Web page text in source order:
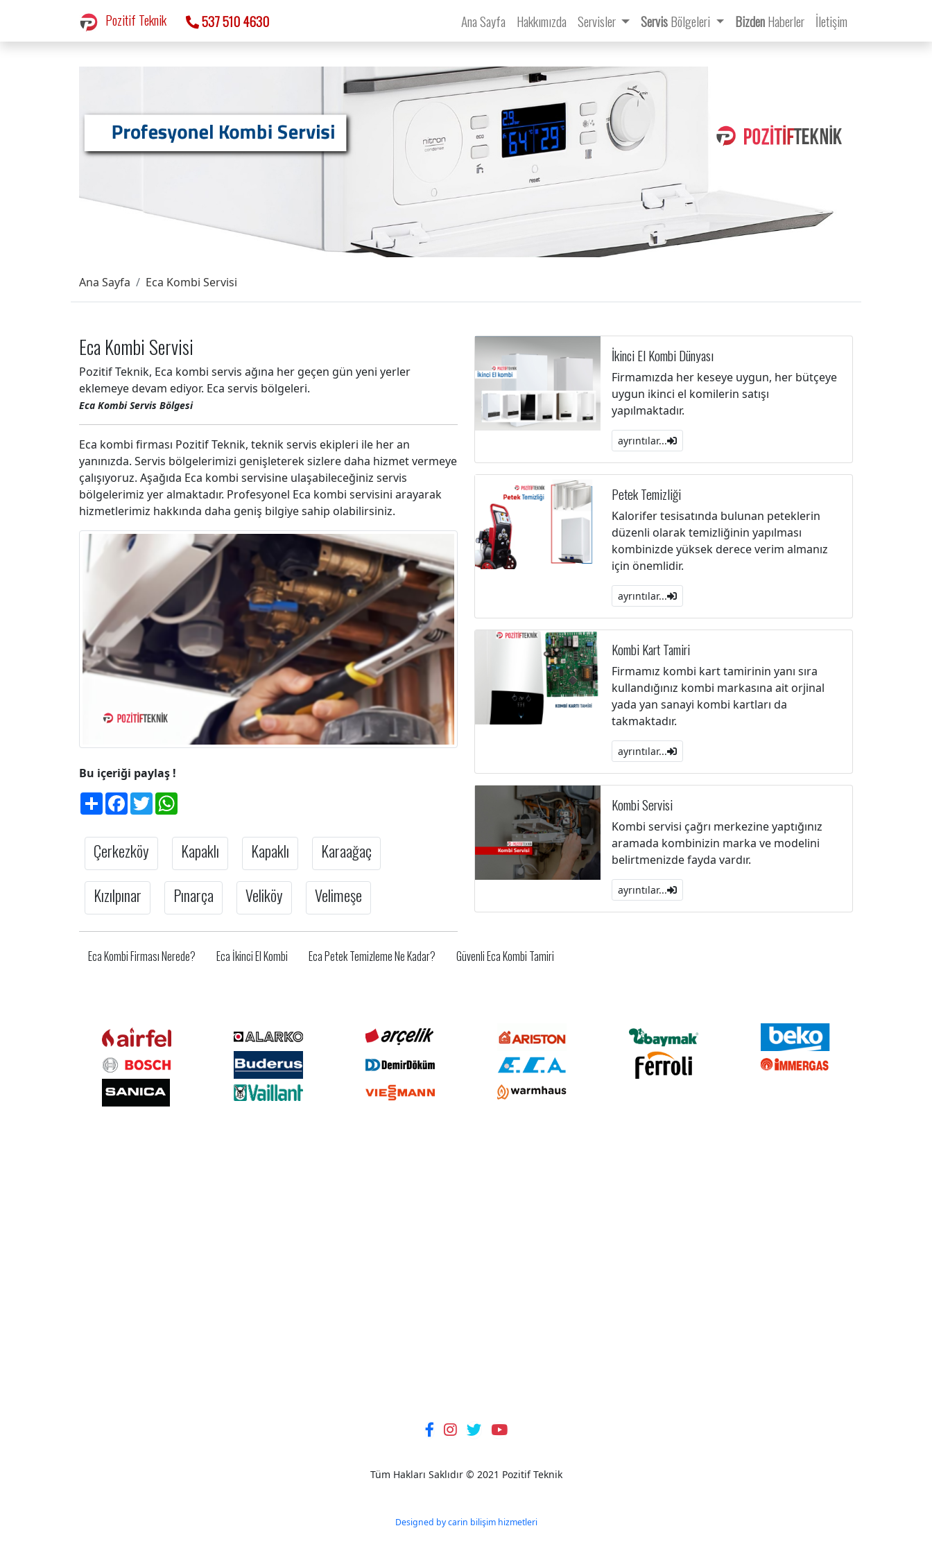
Pozitif Teknik 537 510 4630 Ana Sayfa Hakkımızda Servisler ServisBölgeleri BizdenHaberler İletişim
Ana Sayfa Eca Kombi Servisi
Eca Kombi Servisi
Pozitif Teknik, Eca kombi servis ağına her geçen gün yeni yerler
eklemeye devam ediyor. Eca servis bölgeleri.
Eca Kombi Servis Bölgesi
Eca kombi firması Pozitif Teknik, teknik servis ekipleri ile her an
yanınızda. Servis bölgelerimizi genişleterek sizlere daha hizmet vermeye
çalışıyoruz. Aşağıda Eca kombi servisine ulaşabileceğiniz servis
bölgelerimiz yer almaktadır. Profesyonel Eca kombi servisini arayarak
hizmetlerimiz hakkında daha geniş bilgiye sahip olabilirsiniz.
Bu içeriği paylaş !
ShareFacebook
Twitter
Çerkezköy Kapaklı Kapaklı
Karaağaç
Kızılpınar
Pınarça Veliköy Velimeşe
İkinci El Kombi Dünyası
Firmamızda her keseye uygun, her bütçeye
uygun ikinci el komilerin satışı
yapılmaktadır.
ayrıntılar...
Petek Temizliği
Kalorifer tesisatında bulunan peteklerin
düzenli olarak temizliğinin yapılması
kombinizde yüksek derece verim almanız
için önemlidir.
ayrıntılar...
Kombi Kart Tamiri
Firmamız kombi kart tamirinin yanı sıra
kullandığınız kombi markasına ait orjinal
yada yan sanayi kombi kartları da
takmaktadır.
ayrıntılar...
Kombi Servisi
Kombi servisi çağrı merkezine yaptığınız
aramada kombinizin marka ve modelini
belirtmenizde fayda vardır.
ayrıntılar...
Eca Kombi Firması Nerede? Eca İkinci El Kombi Eca Petek Temizleme Ne Kadar? Güvenli Eca Kombi Tamiri
Tüm Hakları Saklıdır © 2021 Pozitif Teknik
Designed by carin bilişim hizmetleri